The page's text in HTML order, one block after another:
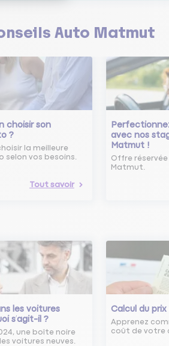
Auto Matmut
choisir son
?
la meilleure
selon vos besoins.
Tout savoir
avec nos
Matmut !
Offre
Matmut.
les voitures
s’agit-il ?
une boîte noire
voitures neuves.
Calcul du
Apprenez
coût de votre